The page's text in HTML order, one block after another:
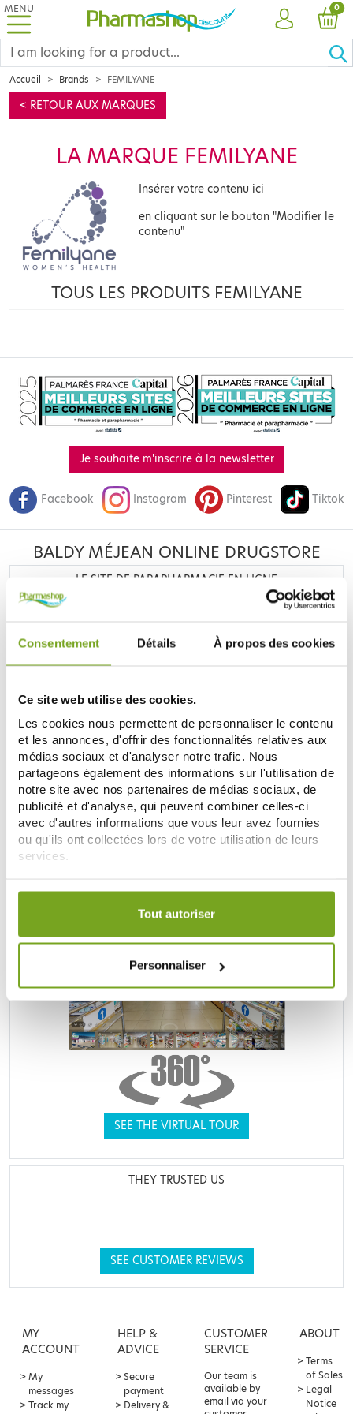
Consentement Détails À propos des cookies
Ce site web utilise des cookies.
Les cookies nous permettent de personnaliser le contenu
et les annonces, d'offrir des fonctionnalités relatives aux
médias sociaux et d'analyser notre trafic. Nous
partageons également des informations sur l'utilisation de
notre site avec nos partenaires de médias sociaux, de
publicité et d'analyse, qui peuvent combiner celles-ci
avec d'autres informations que vous leur avez fournies
ou qu'ils ont collectées lors de votre utilisation de leurs
services.
Votre choix de consentement est conservé pendant une
Tout autoriser
Personnaliser
MENU
ACCOUNT
0
Accueil Brands FEMILYANE
< RETOUR AUX MARQUES
LA MARQUE FEMILYANE
Insérer votre contenu ici
en cliquant sur le bouton "Modifier le
contenu"
TOUS LES PRODUITS FEMILYANE
Je souhaite m'inscrire à la newsletter
Facebook Instagram Pinterest Tiktok
BALDY MÉJEAN ONLINE DRUGSTORE
LE SITE DE PARAPHARMACIE EN LIGNE
Retrouvez plus de 20 000 références
nombreuses offres et promotions ainsi que toutes vos
marques préférées,Filorga,Nuxe,Caudalie,Rosebaie,
Mustela,Uriage ,Lierac,Garancia,Biocyte,Erborian
Lancaster, IT cosmetics... Bénéficiez de nos promotions et
soyez à l'affût de nos nouveautés sur les produits de la
parapharmacie, les produits de beauté, les produits bio...
DISCOVER THE PARAPHARMACY
SEE THE VIRTUAL TOUR
THEY TRUSTED US
SEE CUSTOMER REVIEWS
MY
ACCOUNT
My
messages
Track my
HELP &
ADVICE
Secure
payment
Delivery &
CUSTOMER
SERVICE
Our team is
available by
email via your
ABOUT
Terms
of Sales
Legal
Notice